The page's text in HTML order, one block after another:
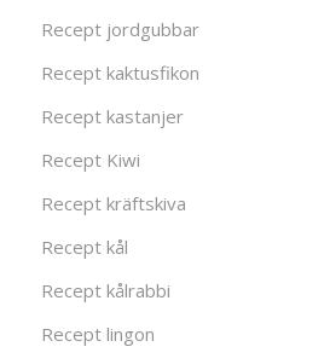
Recept jordgubbar
Recept kaktusfikon
Recept kastanjer
Recept Kiwi
Recept kräftskiva
Recept kål
Recept kålrabbi
Recept lingon